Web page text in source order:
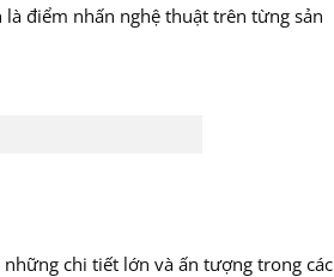
điểm nhấn nghệ thuật trên từng sản
chi tiết lớn và ấn tượng trong các